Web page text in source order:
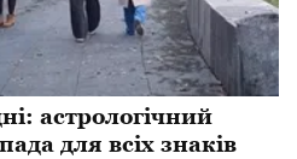
астрологічний
для всіх знаків